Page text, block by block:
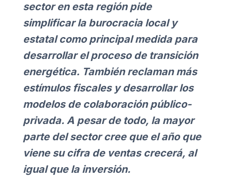
sector en esta región pide
simplificar la burocracia local y
estatal como principal medida para
desarrollar el proceso de transición
energética. También reclaman más
estímulos fiscales y desarrollar los
modelos de colaboración público-
privada. A pesar de todo, la mayor
parte del sector cree que el año que
viene su cifra de ventas crecerá, al
igual que la inversión.